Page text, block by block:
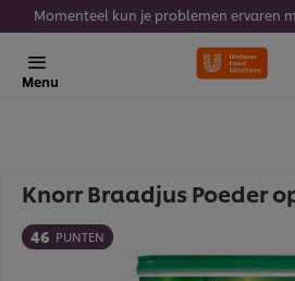
Menu
Knorr Braadjus Poeder
46 PUNTEN